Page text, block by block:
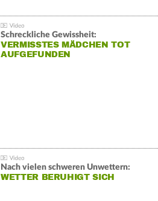
Schreckliche Gewissheit:
VERMISSTES MÄDCHEN TOT
AUFGEFUNDEN
Nach vielen schweren Unwettern:
WETTER BERUHIGT SICH